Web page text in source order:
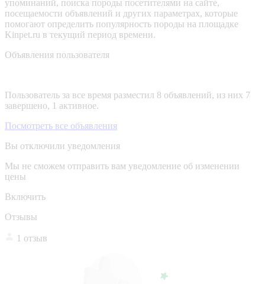
упоминаний, поиска породы посетителями на сайте,
посещаемости объявлений и других параметрах, которые
помогают определить популярность породы на площадке
Kinpet.ru в текущий период времени.
Объявления пользователя
Пользователь за все время разместил 8 объявлений, из них 7
завершено, 1 активное.
Посмотреть все объявления
Вы отключили уведомления
Мы не сможем отправить вам уведомление об изменении
цены
Включить
Отзывы
1 отзыв